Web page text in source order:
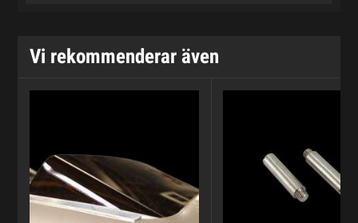
Vi rekommenderar även